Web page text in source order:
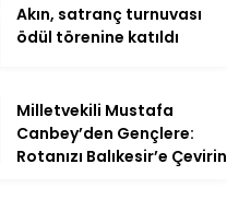
Akın, satranç turnuvası
ödül törenine katıldı
Milletvekili Mustafa
Canbey’den Gençlere:
Rotanızı Balıkesir’e Çevirin